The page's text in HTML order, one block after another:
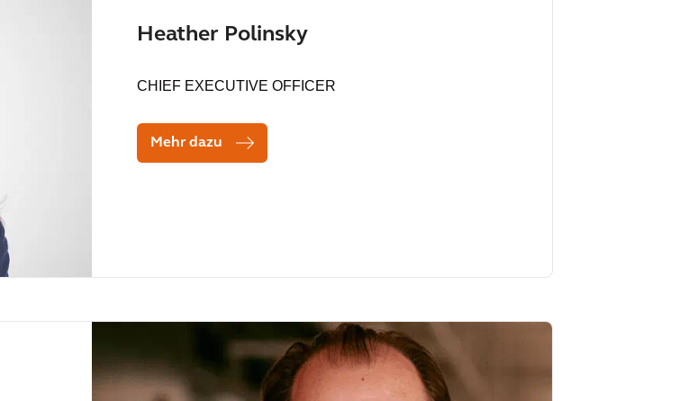
Heather Polinsky
CHIEF EXECUTIVE OFFICER
Mehr dazu